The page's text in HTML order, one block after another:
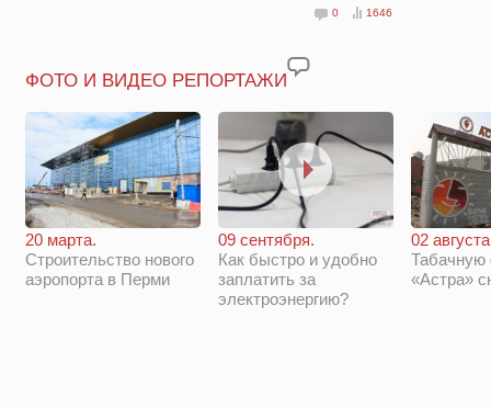
0 1646
ФОТО И ВИДЕО РЕПОРТАЖИ
20 марта.
Строительство нового
аэропорта в Перми
09 сентября.
Как быстро и удобно
заплатить за
электроэнергию?
02
Табачную
«Астра»